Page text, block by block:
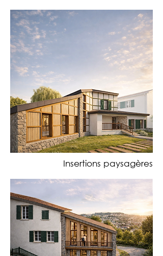
Insertions paysagères